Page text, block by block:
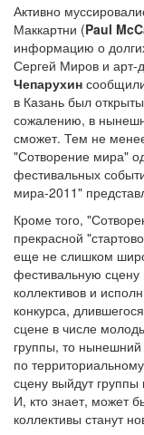
Активно
Маккартни (Paul
информацию о
Сергей Миров и арт-
Чепарухин
в Казань был
сожалению, в
сможет. Тем не
"Сотворение мира"
фестивальных
мира-2011"
Кроме того,
прекрасной
еще не слишком
фестивальную сцену
коллективов и
конкурса,
сцене в числе
группы, то нынешний
по
сцену выйдут
И, кто знает, может
коллективы станут